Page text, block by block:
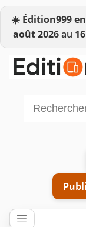
☀️ Édition999
août 2026au